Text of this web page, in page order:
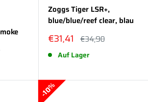
Zoggs Tiger LSR+,
blue/blue/reef clear, blau
Sonderpreis
€31,41 Normalpreis
€34,90
Auf Lager
10%